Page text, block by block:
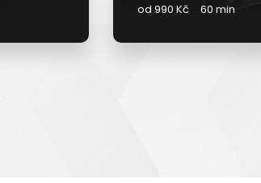
od 990 Kč 60 min